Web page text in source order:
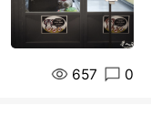
657 0